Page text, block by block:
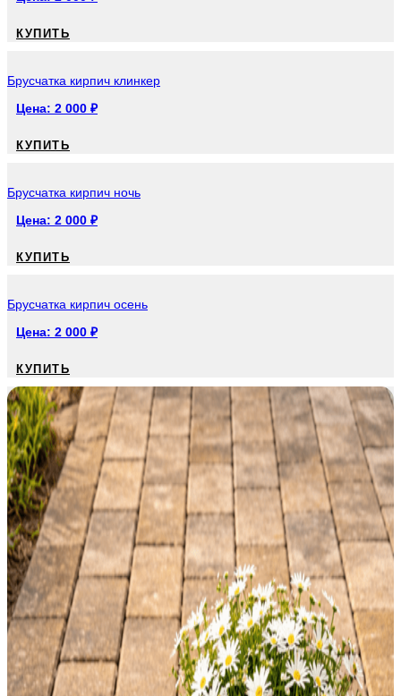
КУПИТЬ
Брусчатка кирпич клинкер
Цена: 2 000 ₽
КУПИТЬ
Брусчатка кирпич ночь
Цена: 2 000 ₽
КУПИТЬ
Брусчатка кирпич осень
Цена: 2 000 ₽
КУПИТЬ